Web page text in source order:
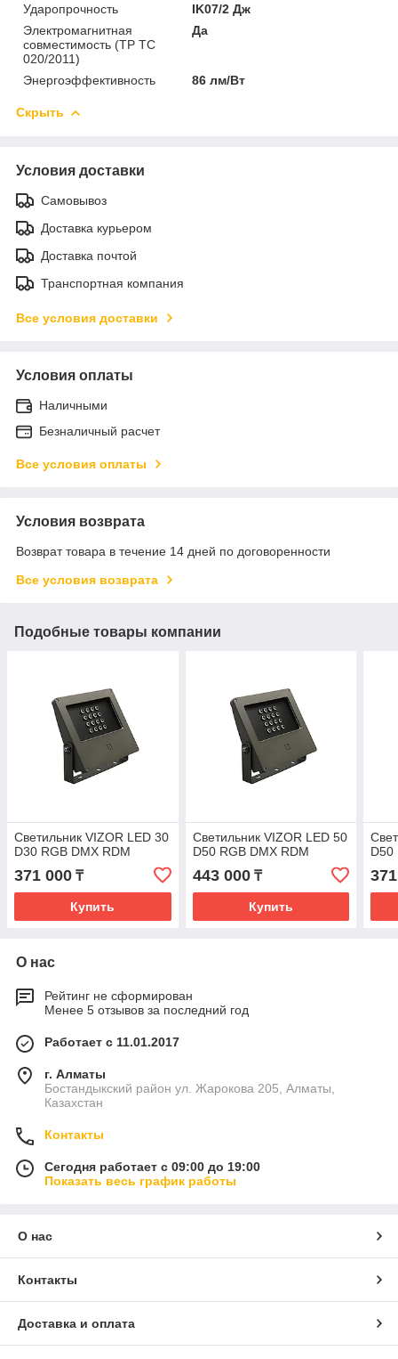
Ударопрочность
IK07/2 Дж
Электромагнитная
совместимость (ТР ТС
020/2011)
Да
Энергоэффективность 86 лм/Вт
Скрыть
Условия доставки
Самовывоз
Доставка курьером
Доставка почтой
Транспортная компания
Все условия доставки
Условия оплаты
Наличными
Безналичный расчет
Все условия оплаты
Условия возврата
Возврат товара в течение 14 дней по договоренности
Все условия возврата
Подобные товары компании
Светильник VIZOR LED 30
D30 RGB DMX RDM
371 000 ₸
Купить
Светильник VIZOR LED 50
D50 RGB DMX RDM
443 000₸
Купить
D50
О нас
Рейтинг не сформирован
Менее 5 отзывов за последний год
Работает с 11.01.2017
г. Алматы
Бостандыкский район ул. Жарокова 205, Алматы,
Казахстан
Контакты
Сегодня работает с 09:00 до 19:00
Показать весь график работы
О нас
Контакты
Доставка и оплата